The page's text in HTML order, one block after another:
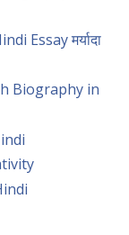
Essay मर्यादा
Biography in